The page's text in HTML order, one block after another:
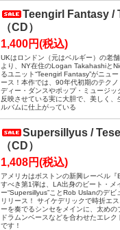
Teengirl Fantasy /
（CD）
1,400円(税込)
UKはロンドン（元はベルギー）の老舗
より、NY在住のLogan Takahashiと
るユニット“Teengirl Fantasy”がニュ
ース！本作では、90年代初期のテク
ディー・ダンスやポップ・ミュージッ
反映させている実に大胆で、美しく、
ルバムに仕上がっている
Supersillyus /
（CD）
1,408円(税込)
アメリカはボストンの新興レーベル
すべき第1弾は、LA出身のビート・メ
ー“Supersillyus”ことRob Uslanのデビ
リリース！ サイケデリックで時折エ
ーを奏でるシンセをメインに、太めの
ドラムンベースなどを合わせたエレ
です！